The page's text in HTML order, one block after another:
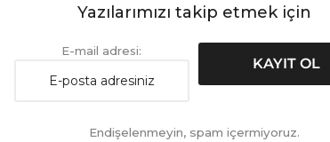
Yazılarımızı takip etmek için
E-mail adresi:
Endişelenmeyin, spam içermiyoruz.